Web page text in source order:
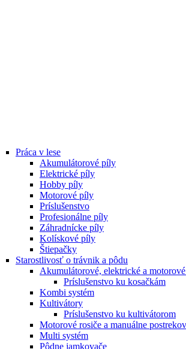
Práca v lese
Akumulátorové píly
Elektrické píly
Hobby píly
Motorové píly
Príslušenstvo
Profesionálne píly
Záhradnícke píly
Kolískové píly
Štiepačky
Starostlivosť o trávnik a pôdu
Akumulátorové, elektrické a
Príslušenstvo ku kosačkám
Kombi systém
Kultivátory
Príslušenstvo ku kultivátorom
Motorové rosiče a manuálne
Multi systém
Pôdne jamkovače